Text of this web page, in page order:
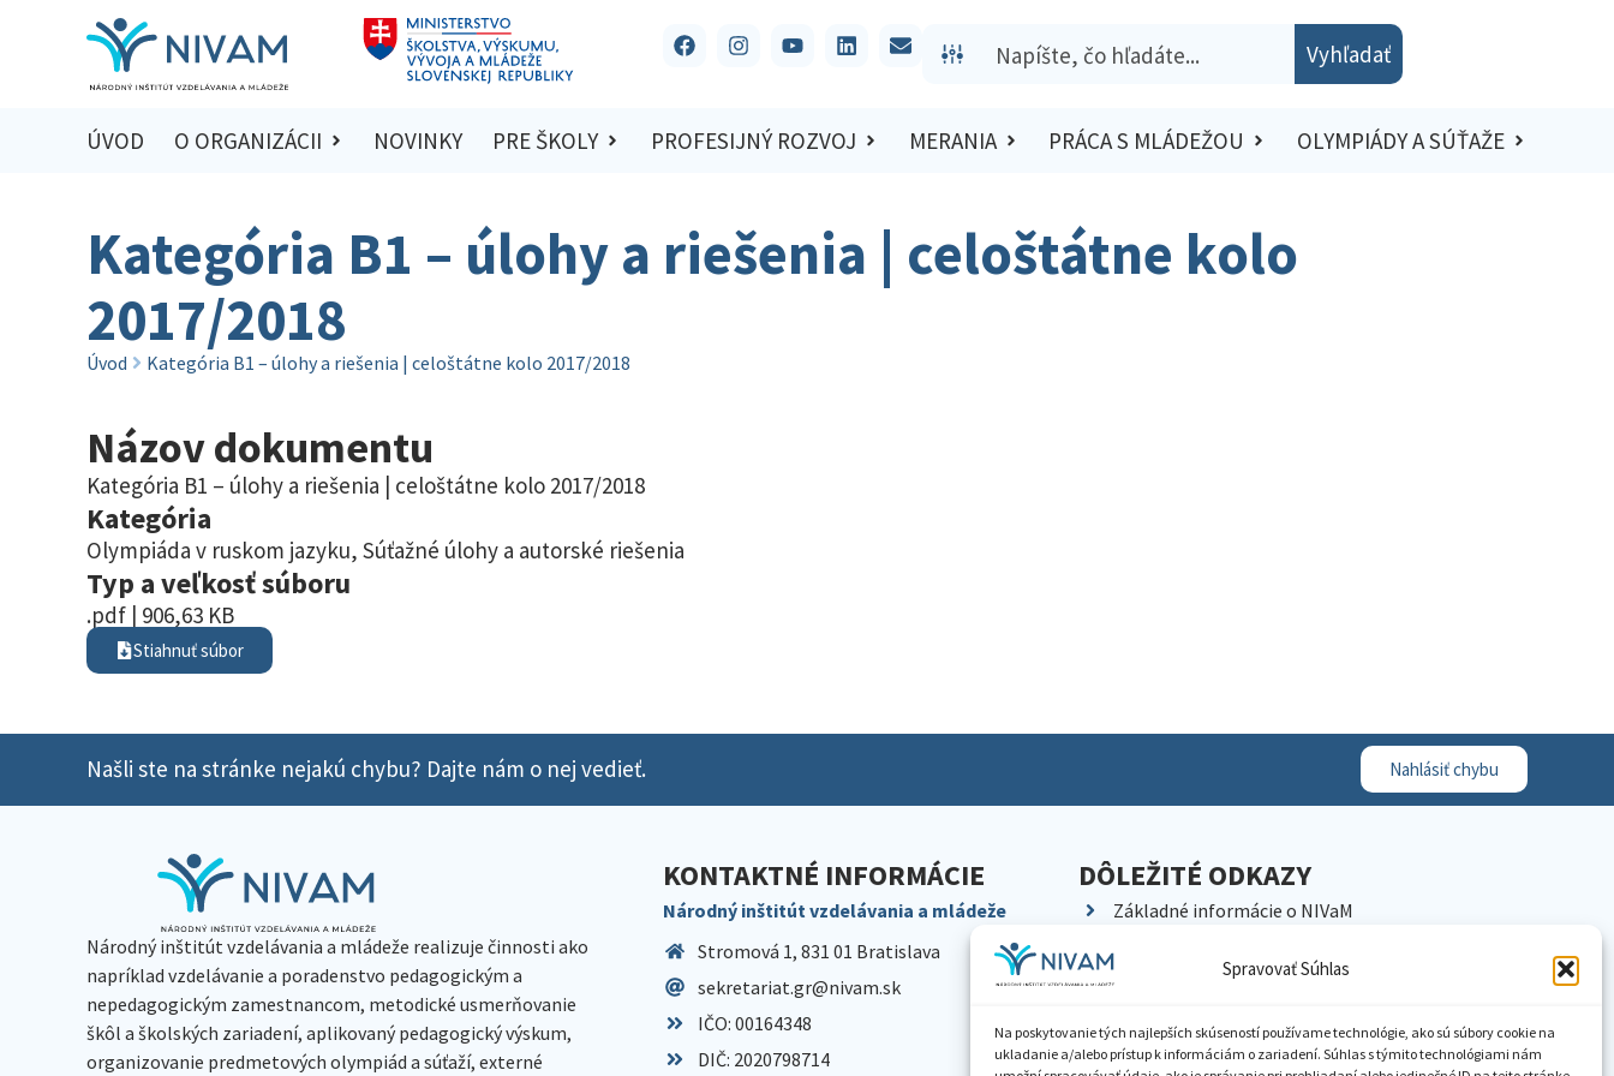
Spravovať Súhlas
Na poskytovanie tých najlepších skúseností používame technológie, ako sú súbory cookie na
ukladanie a/alebo prístup k informáciám o zariadení. Súhlas s týmito technológiami nám
Vyhľadať
ÚVOD O ORGANIZÁCII NOVINKY PRE ŠKOLY PROFESIJNÝ ROZVOJ MERANIA PRÁCA S MLÁDEŽOU OLYMPIÁDY A SÚŤAŽE
Kategória B1 – úlohy a riešenia | celoštátne kolo
2017/2018
Úvod Kategória B1 – úlohy a riešenia | celoštátne kolo 2017/2018
Názov dokumentu
Kategória B1 – úlohy a riešenia | celoštátne kolo 2017/2018
Kategória
Olympiáda v ruskom jazyku, Súťažné úlohy a autorské riešenia
Typ a veľkosť súboru
.pdf | 906,63 KB
Stiahnuť súbor
Našli ste na stránke nejakú chybu? Dajte nám o nej vedieť. Nahlásiť chybu
Národný inštitút vzdelávania a mládeže realizuje činnosti ako
napríklad vzdelávanie a poradenstvo pedagogickým a
nepedagogickým zamestnancom, metodické usmerňovanie
škôl a školských zariadení, aplikovaný pedagogický výskum,
organizovanie predmetových olympiád a súťaží, externé
KONTAKTNÉ INFORMÁCIE
Národný inštitút vzdelávania a mládeže
Stromová 1, 831 01 Bratislava
sekretariat.gr@nivam.sk
IČO: 00164348
DIČ: 2020798714
DÔLEŽITÉ ODKAZY
Základné informácie o NIVaM
Kariéra
Pracoviská NIVaM